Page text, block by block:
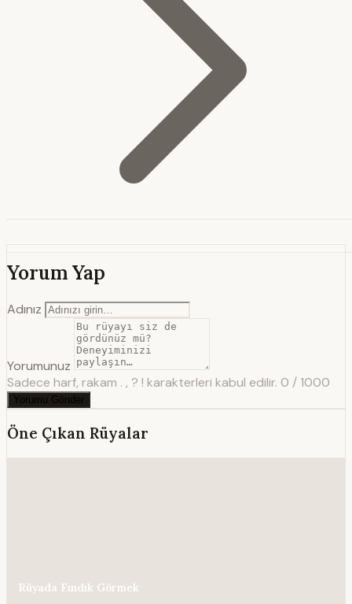
Yorum Yap
Adınız
Yorumunuz
Sadece harf, rakam . , ? ! karakterleri kabul edilir. 0 / 1000
Yorumu Gönder
Öne Çıkan Rüyalar
Rüyada Fındık Görmek